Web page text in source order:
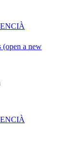
(open a new